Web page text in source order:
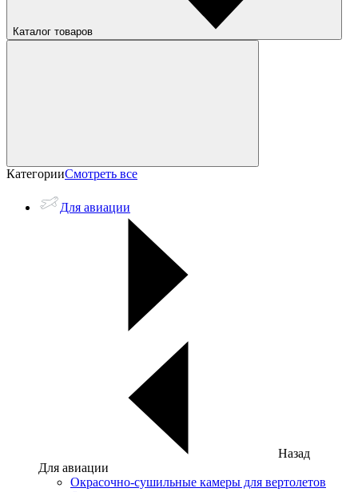
Каталог товаров
КатегорииСмотреть все
Для авиации
Назад
Для авиации
Окрасочно-сушильные камеры для вертолетов